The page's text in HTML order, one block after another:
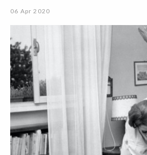
06 Apr 2020